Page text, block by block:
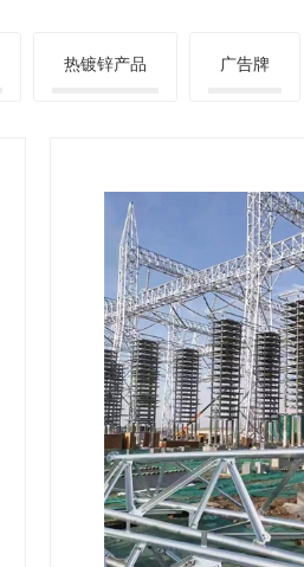
热镀锌产品 广告牌